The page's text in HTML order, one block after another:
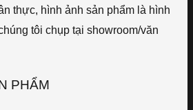
thực, hình ảnh sản phẩm là hình
tôi chụp tại showroom/văn
PHẨM